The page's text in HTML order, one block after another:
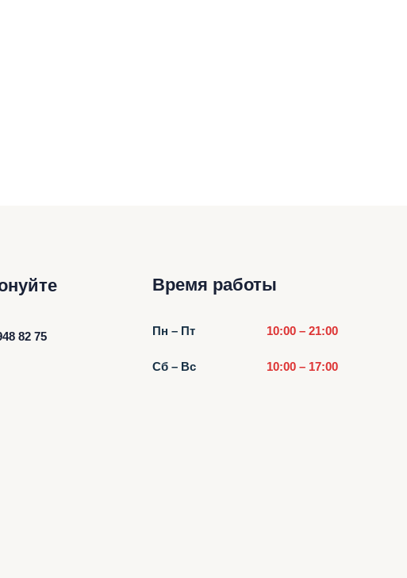
82 75
Время работы
Пн – Пт 10:00 – 21:00
Сб – Вс 10:00 – 17:00